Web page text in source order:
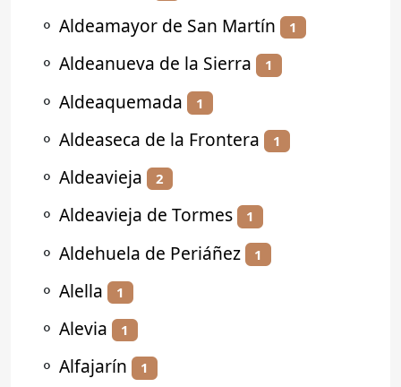
⚬ Aldeamayor de San Martín 1
⚬ Aldeanueva de la Sierra 1
⚬ Aldeaquemada 1
⚬ Aldeaseca de la Frontera 1
⚬ Aldeavieja 2
⚬ Aldeavieja de Tormes 1
⚬ Aldehuela de Periáñez 1
⚬ Alella 1
⚬ Alevia 1
⚬ Alfajarín 1